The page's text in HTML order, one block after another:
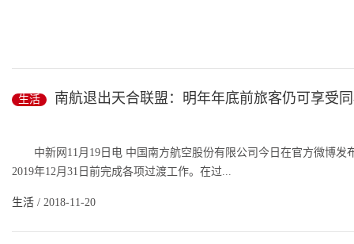
这是广东自贸试验区深圳前海蛇口片区(五月十五日摄)。
丘根茂摄(新华社发)
党的十八大以来，我...
生活
生活 南航退出天合联盟：明年年底前旅客仍可享受
中新网11月19日电 中国南方航空股份有限公司今日在官方微博发
2019年12月31日前完成各项过渡工作。在过...
生活 / 2018-11-20